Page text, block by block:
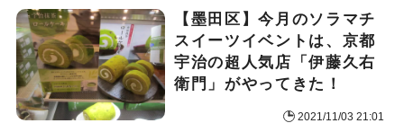
【墨田区】今月のソラマチ
スイーツイベントは、京都
宇治の超人気店「伊藤久右
衛門」がやってきた！
2021/11/03 21:01